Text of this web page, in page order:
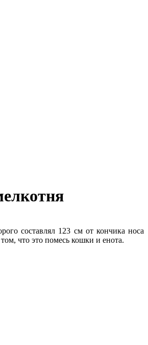
составлял 123 см от кончика носа
что это помесь кошки и енота.